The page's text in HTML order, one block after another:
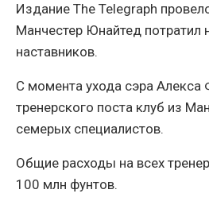
Издание The Telegraph
Манчестер Юнайтед потратил
наставников.
С момента ухода сэра Алекса
тренерского поста клуб из
семерых специалистов.
Общие расходы на всех
100 млн фунтов.